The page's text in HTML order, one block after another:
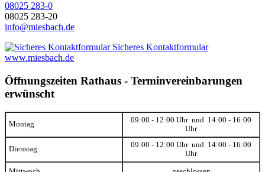
08025 283-0
08025 283-20
info@miesbach.de
Sicheres Kontaktformular
www.miesbach.de
Öffnungszeiten Rathaus - Terminvereinbarungen
erwünscht
Montag
09:00 - 12:00 Uhr und 14:00 - 16:00
Uhr
Dienstag
09:00 - 12:00 Uhr und 14:00 - 16:00
Uhr